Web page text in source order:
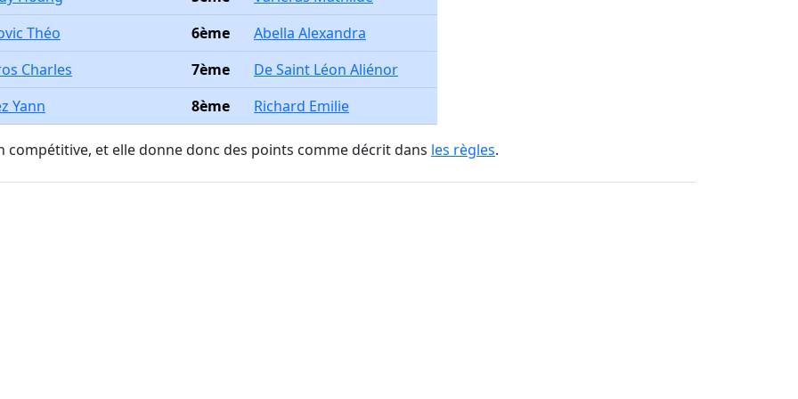
Théo
6ème
Abella Alexandra
Charles
7ème
De Saint Léon Aliénor
Yann
8ème Richard Emilie
et elle donne donc des points comme décrit dans les règles.